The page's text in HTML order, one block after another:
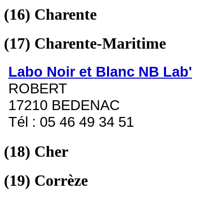
(16) Charente
(17) Charente-Maritime
Labo Noir et Blanc NB Lab'
ROBERT
17210 BEDENAC
Tél : 05 46 49 34 51
(18) Cher
(19) Corrèze